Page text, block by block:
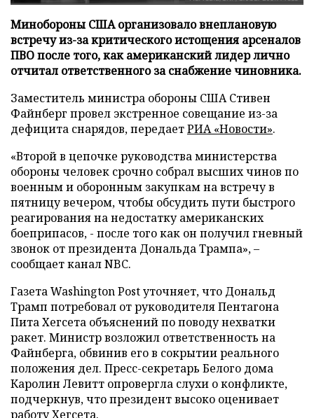
Минобороны США организовало внеплановую
встречу из-за критического истощения арсеналов
ПВО после того, как американский лидер лично
отчитал ответственного за снабжение чиновника.
Заместитель министра обороны США Стивен
Файнберг провел экстренное совещание из-за
дефицита снарядов, передаетРИА «Новости».
«Второй в цепочке руководства министерства
обороны человек срочно собрал высших чинов по
военным и оборонным закупкам на встречу в
пятницу вечером, чтобы обсудить пути быстрого
реагирования на недостатку американских
боеприпасов, - после того как он получил гневный
звонок от президента Дональда Трампа», –
сообщает канал NBC.
Газета Washington Post уточняет, что Дональд
Трамп потребовал от руководителя Пентагона
Пита Хегсета объяснений по поводу нехватки
ракет. Министр возложил ответственность на
Файнберга, обвинив его в сокрытии реального
положения дел. Пресс-секретарь Белого дома
Каролин Левитт опровергла слухи о конфликте,
подчеркнув, что президент высоко оценивает
работу Хегсета.